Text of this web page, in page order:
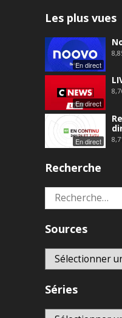
Les plus vues
En direct
En direct
En direct
Recherche
Rechercher :
Sources
Séries